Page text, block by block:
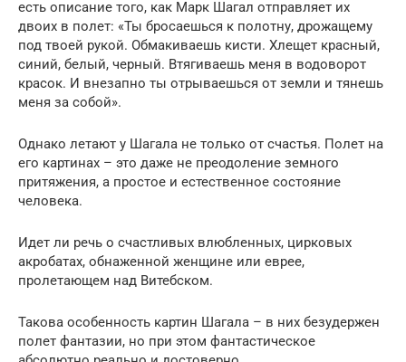
есть описание того, как Марк Шагал отправляет их
двоих в полет: «Ты бросаешься к полотну, дрожащему
под твоей рукой. Обмакиваешь кисти. Хлещет красный,
синий, белый, черный. Втягиваешь меня в водоворот
красок. И внезапно ты отрываешься от земли и тянешь
меня за собой».
Однако летают у Шагала не только от счастья. Полет на
его картинах – это даже не преодоление земного
притяжения, а простое и естественное состояние
человека.
Идет ли речь о счастливых влюбленных, цирковых
акробатах, обнаженной женщине или еврее,
пролетающем над Витебском.
Такова особенность картин Шагала – в них безудержен
полет фантазии, но при этом фантастическое